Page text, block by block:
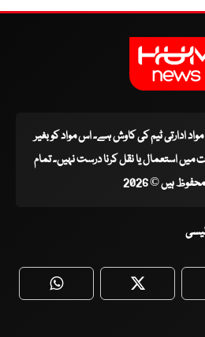
مواد ادارتی ٹیم کی کاوش ہے۔ اس مواد کو بغیر
استعمال یا نقل کرنا درست نہیں۔ تمام
ہیں © 2026
WhatsApp Twitter